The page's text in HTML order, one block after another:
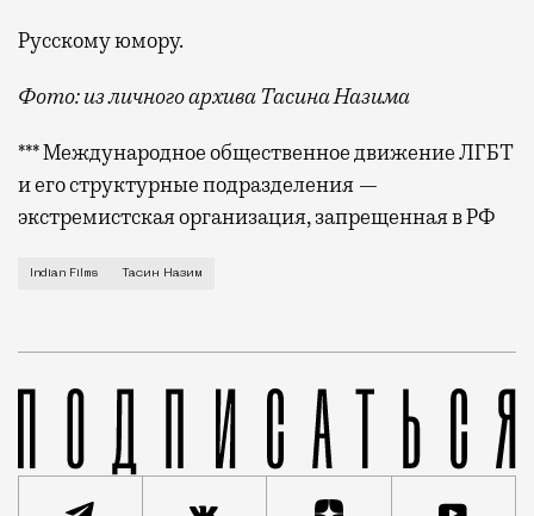
Русскому юмору.
Фото: из личного архива Тасина Назима
*** Международное общественное движение ЛГБТ
и его структурные подразделения —
экстремистская организация, запрещенная в РФ
Indian Films Тасин Назим